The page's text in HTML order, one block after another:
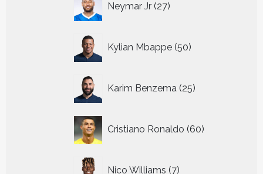
Neymar Jr 27
producten
Kylian Mbappe 50
producten
Karim Benzema 25
producten
Cristiano Ronaldo 60
producten
Nico Williams 7